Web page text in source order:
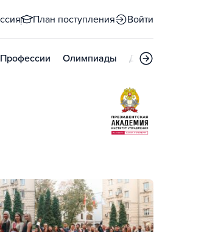
План поступления Войти
Профессии Олимпиады Дни открытых